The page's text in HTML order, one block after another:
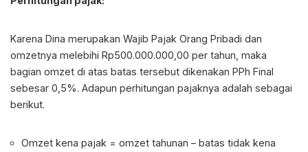
Karena Dina merupakan Wajib Pajak Orang Pribadi dan
omzetnya melebihi Rp500.000.000,00 per tahun, maka
bagian omzet di atas batas tersebut dikenakan PPh Final
sebesar 0,5%. Adapun perhitungan pajaknya adalah sebagai
berikut.
Omzet kena pajak = omzet tahunan – batas tidak kena